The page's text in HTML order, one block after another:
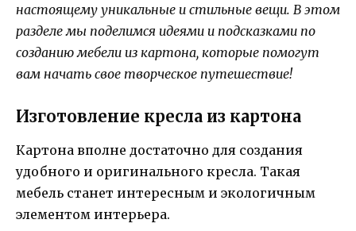
настоящему уникальные и стильные вещи. В этом
разделе мы поделимся идеями и подсказками по
созданию мебели из картона, которые помогут
вам начать свое творческое путешествие!
Изготовление кресла из картона
Картона вполне достаточно для создания
удобного и оригинального кресла. Такая
мебель станет интересным и экологичным
элементом интерьера.